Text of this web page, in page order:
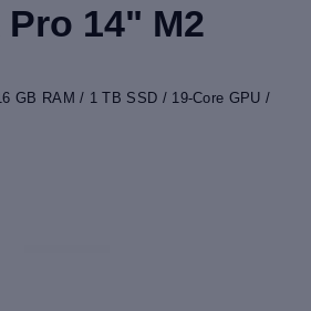
14" M2
GB RAM / 1 TB SSD / 19-Core GPU /